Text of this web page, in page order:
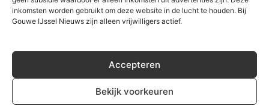
inkomsten worden gebruikt om deze website in de lucht te houden. Bij
Gouwe IJssel Nieuws zijn alleen vrijwilligers actief.
Accepteren
Bekijk voorkeuren
In het deelakkoord staan de belangen van de
Partijen om invulling te geven aan de afspraken in de
Bestuurlijke Overeenkomst en de daarmee
samenhangende Koopovereenkomsten met Provincie